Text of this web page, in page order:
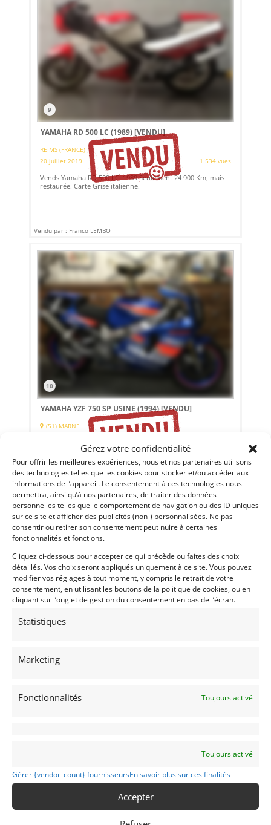
Gérez votre confidentialité
Pour offrir les meilleures expériences, nous et nos partenaires utilisons
des technologies telles que les cookies pour stocker et/ou accéder aux
informations de l’appareil. Le consentement à ces technologies nous
permettra, ainsi qu’à nos partenaires, de traiter des données
personnelles telles que le comportement de navigation ou des ID uniques
sur ce site et afficher des publicités (non-) personnalisées. Ne pas
consentir ou retirer son consentement peut nuire à certaines
fonctionnalités et fonctions.
Cliquez ci-dessous pour accepter ce qui précède ou faites des choix
détaillés. Vos choix seront appliqués uniquement à ce site. Vous pouvez
modifier vos réglages à tout moment, y compris le retrait de votre
consentement, en utilisant les boutons de la politique de cookies, ou en
cliquant sur l’onglet de gestion du consentement en bas de l’écran.
Statistiques
Marketing
Fonctionnalités Toujours activé
Toujours activé
Gérer {vendor_count} fournisseursEn savoir plus sur ces finalités
Accepter
9
YAMAHA RD 500 LC (1989)[VENDU]
REIMS (FRANCE)
20 juillet 2019
1 534 vues
Vends Yamaha RD 500 LC, 1989 Seulement 24 900 Km, mais
restaurée. Carte Grise italienne.
Vendu par : Franco LEMBO
10
YAMAHA YZF 750 SP USINE (1994)[VENDU]
(51) MARNE
Yamaha YZF 750 SP Usine 1994. Victorieuse du Bol d'Or 1994
avec Sarron / Sarron / Nagaï. Ex collection JC. Olivier.
Vendu par : Franco LEMBO
19
(51) MARNE
Vendu par : Franco LEMBO